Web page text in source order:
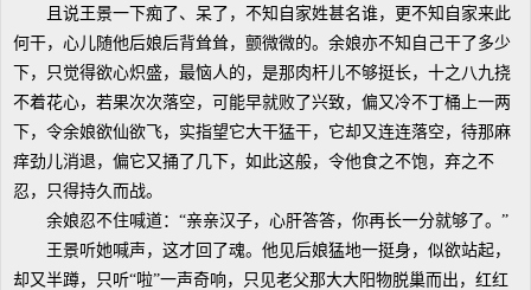
且说王景一下痴了、呆了，不知自家姓甚名谁，更不知自家来此
何干，心儿随他后娘后背耸耸，颤微微的。余娘亦不知自己干了多少
下，只觉得欲心炽盛，最恼人的，是那肉杆儿不够挺长，十之八九挠
不着花心，若果次次落空，可能早就败了兴致，偏又冷不丁桶上一两
下，令余娘欲仙欲飞，实指望它大干猛干，它却又连连落空，待那麻
痒劲儿消退，偏它又捅了几下，如此这般，令他食之不饱，弃之不
忍，只得持久而战。
余娘忍不住喊道：“亲亲汉子，心肝答答，你再长一分就够了。”
王景听她喊声，这才回了魂。他见后娘猛地一挺身，似欲站起，
却又半蹲，只听“啦”一声奇响，只见老父那大大阳物脱巢而出，红红